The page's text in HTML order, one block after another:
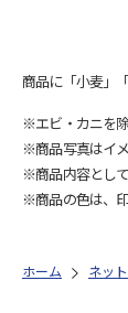
商品に「小麦」
※エビ・カニを
※商品写真はイメ
※商品内容とし
※商品の色は、
ホーム ネッ